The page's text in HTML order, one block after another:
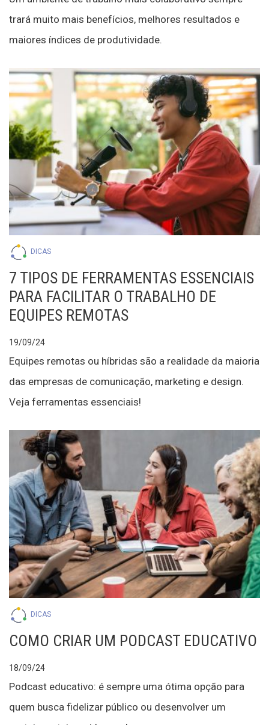
trará muito mais benefícios, melhores resultados e
maiores índices de produtividade.
DICAS
7 TIPOS DE FERRAMENTAS ESSENCIAIS
PARA FACILITAR O TRABALHO DE
EQUIPES REMOTAS
19/09/24
Equipes remotas ou híbridas são a realidade da maioria
das empresas de comunicação, marketing e design.
Veja ferramentas essenciais!
DICAS
COMO CRIAR UM PODCAST EDUCATIVO
18/09/24
Podcast educativo: é sempre uma ótima opção para
quem busca fidelizar público ou desenvolver um